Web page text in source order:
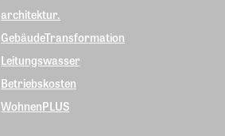
architektur.
GebäudeTransformation
Leitungswasser
Betriebskosten
WohnenPLUS